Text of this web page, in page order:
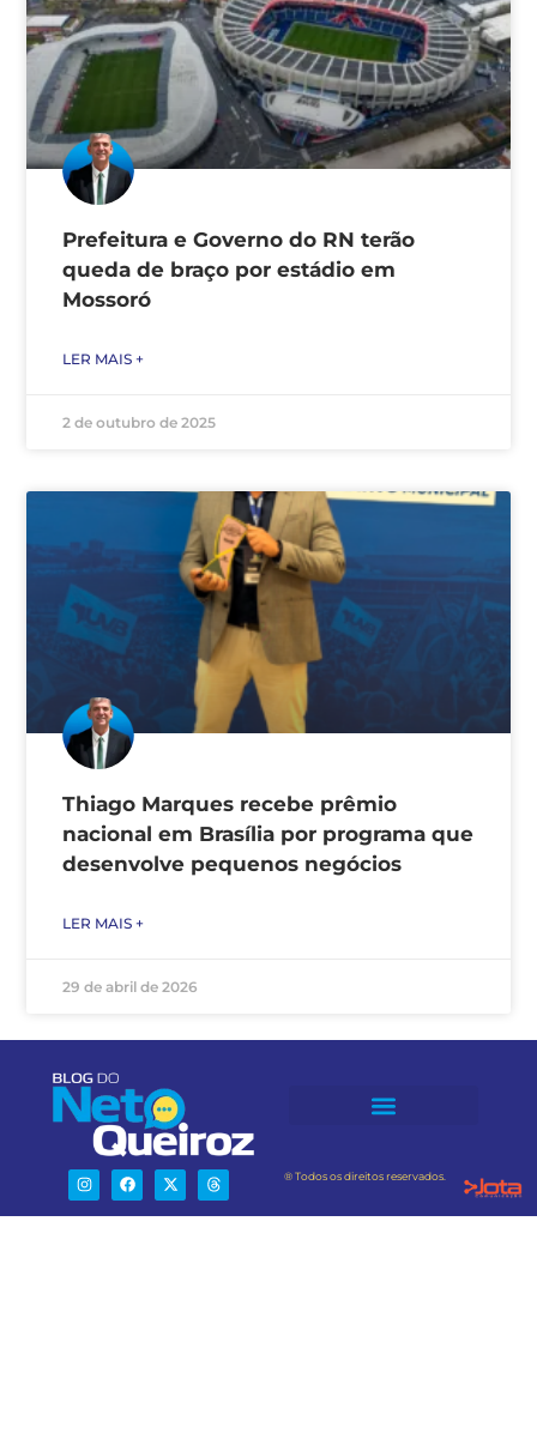
Prefeitura e Governo do RN terão
queda de braço por estádio em
Mossoró
LER MAIS +
2 de outubro de 2025
Thiago Marques recebe prêmio
nacional em Brasília por programa que
desenvolve pequenos negócios
LER MAIS +
29 de abril de 2026
® Todos os direitos reservados.